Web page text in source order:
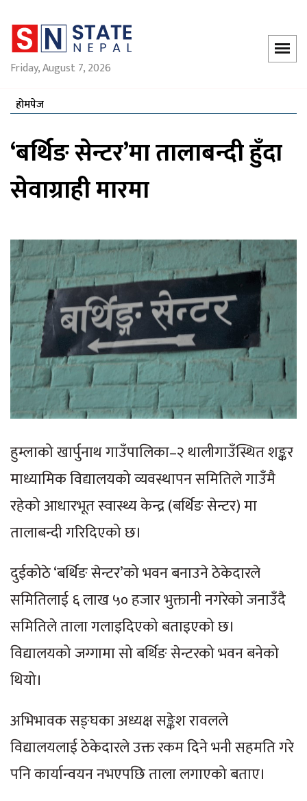
Friday, August 7, 2026
होमपेज
‘बर्थिङ सेन्टर’मा तालाबन्दी हुँदा
सेवाग्राही मारमा
हुम्लाको खार्पुनाथ गाउँपालिका–२ थालीगाउँस्थित शङ्कर
माध्यामिक विद्यालयको व्यवस्थापन समितिले गाउँमै
रहेको आधारभूत स्वास्थ्य केन्द्र (बर्थिङ सेन्टर) मा
तालाबन्दी गरिदिएको छ।
दुईकोठे ‘बर्थिङ सेन्टर’को भवन बनाउने ठेकेदारले
समितिलाई ६ लाख ५० हजार भुक्तानी नगरेको जनाउँदै
समितिले ताला गलाइदिएको बताइएको छ।
विद्यालयको जग्गामा सो बर्थिङ सेन्टरको भवन बनेको
थियो।
अभिभावक सङ्घका अध्यक्ष सङ्केश रावलले
विद्यालयलाई ठेकेदारले उक्त रकम दिने भनी सहमति गरे
पनि कार्यान्वयन नभएपछि ताला लगाएको बताए।